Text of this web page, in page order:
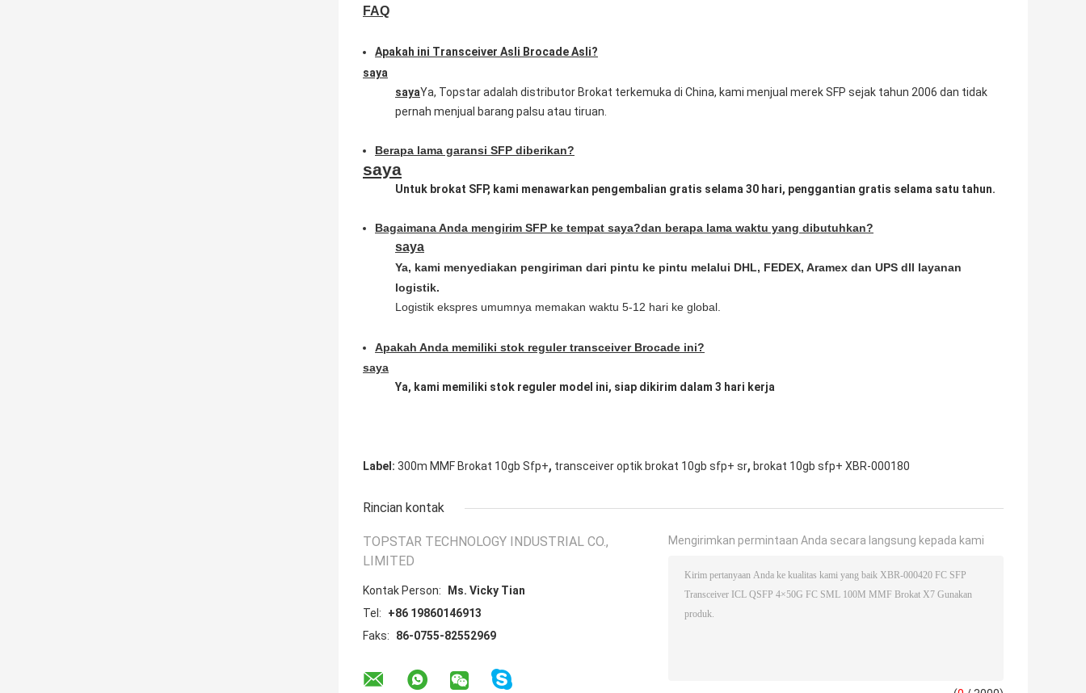
FAQ
Apakah ini Transceiver Asli Brocade Asli?
saya
sayaYa, Topstar adalah distributor Brokat terkemuka di China, kami menjual merek SFP sejak tahun 2006 dan tidak
pernah menjual barang palsu atau tiruan.
Berapa lama garansi SFP diberikan?
saya
Untuk brokat SFP, kami menawarkan pengembalian gratis selama 30 hari, penggantian gratis selama satu tahun.
Bagaimana Anda mengirim SFP ke tempat saya?dan berapa lama waktu yang dibutuhkan?
saya
Ya, kami menyediakan pengiriman dari pintu ke pintu melalui DHL, FEDEX, Aramex dan UPS dll layanan
logistik.
Logistik ekspres umumnya memakan waktu 5-12 hari ke global.
Apakah Anda memiliki stok reguler transceiver Brocade ini?
saya
Ya, kami memiliki stok reguler model ini, siap dikirim dalam 3 hari kerja
Label: 300m MMF Brokat 10gb Sfp+, transceiver optik brokat 10gb sfp+ sr, brokat 10gb sfp+ XBR-000180
Rincian kontak
TOPSTAR TECHNOLOGY INDUSTRIAL CO.,
LIMITED
Kontak Person:
Ms. Vicky Tian
Tel:
+86 19860146913
Faks:
86-0755-82552969
Mengirimkan permintaan Anda secara langsung kepada kami